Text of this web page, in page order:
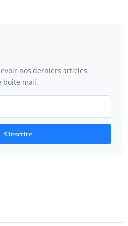
nos derniers articles
boîte mail.
S'inscrire